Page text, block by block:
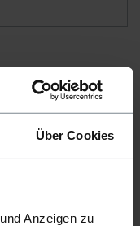
Über Cookies
Anzeigen zu